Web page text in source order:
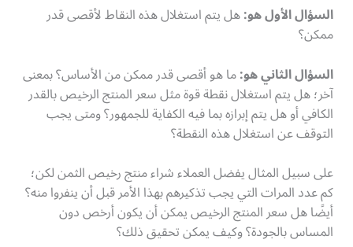
السؤال الأول هو:هل يتم استغلال هذه النقاط لأقصى قدر
ممكن؟
السؤال الثاني هو:ما هو أقصى قدر ممكن من الأساس؟ بمعنى
آخر؛ هل يتم استغلال نقطة قوة مثل سعر المنتج الرخيص بالقدر
الكافي أو هل يتم إبرازه بما فيه الكفاية للجمهور؟ ومتى يجب
التوقف عن استغلال هذه النقطة؟
على سبيل المثال يفضل العملاء شراء منتج رخيص الثمن لكن؛
كم عدد المرات التي يجب تذكيرهم بهذا الأمر قبل أن ينفروا منه؟
أيضًا هل سعر المنتج الرخيص يمكن أن يكون أرخص دون
المساس بالجودة؟ وكيف يمكن تحقيق ذلك؟